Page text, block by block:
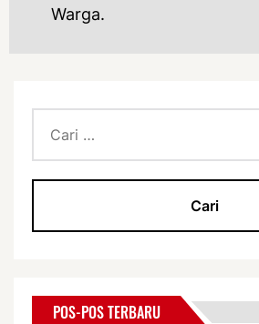
Warga.
untuk:
POS-POS TERBARU